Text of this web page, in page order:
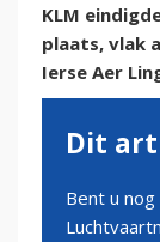
KLM
plaats, vlak
Ierse Aer
Dit
Bent u